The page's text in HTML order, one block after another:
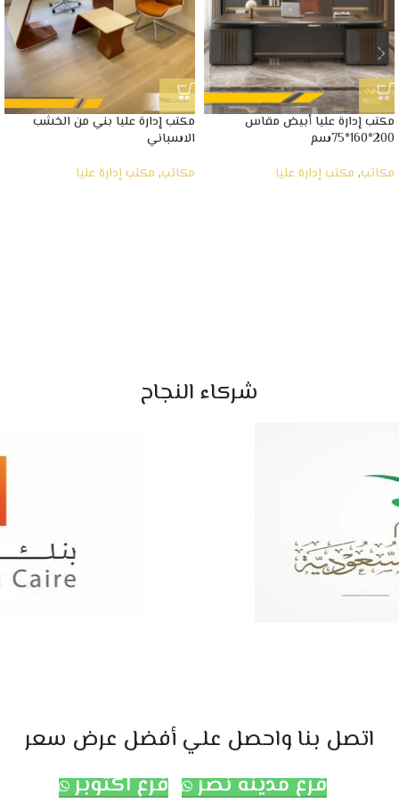
مكتب إدارة عليا أبيض مقاس
200*160*75سم
مكاتب, مكتب إدارة عليا
مكتب إدارة عليا بني من الخشب
الاسباني
مكاتب, مكتب إدارة عليا
شركاء النجاح
اتصل بنا واحصل علي أفضل عرض سعر
فرع مدينه نصر
فرع اكتوبر